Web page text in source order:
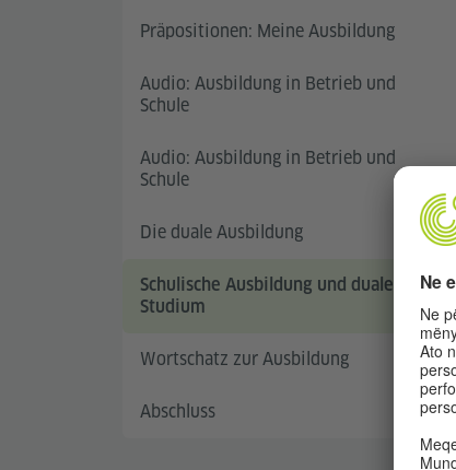
Präpositionen: Meine Ausbildung
Audio: Ausbildung in Betrieb und
Schule
Audio: Ausbildung in Betrieb und
Schule
Die duale Ausbildung
Schulische Ausbildung und duales
Studium
Wortschatz zur Ausbildung
Abschluss